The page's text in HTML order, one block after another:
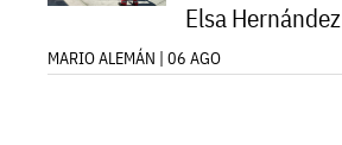
Elsa Hernández
MARIO ALEMÁN | 06 AGO